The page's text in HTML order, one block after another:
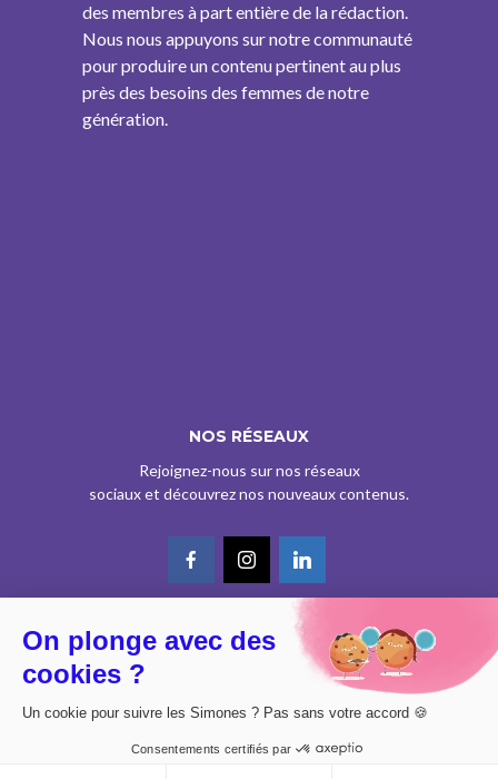
des membres à part entière de la rédaction.
Nous nous appuyons sur notre communauté
pour produire un contenu pertinent au plus
près des besoins des femmes de notre
génération.
NOS RÉSEAUX
Rejoignez-nous sur nos réseaux
sociaux et découvrez nos nouveaux contenus.
© CE SITE EST AGRÉÉ COMME SERVICE DE PRESSE EN LIGNE PAR LA
CPPAP SOUS LE N° 0626 Z 93934 (IPG ART.39BISA CGI)
POLITIQUE DE CONFIDENTIALITÉ
On plonge avec des
cookies ?
Un cookie pour suivre les Simones ? Pas sans votre accord 🍪
Consentements certifiés par